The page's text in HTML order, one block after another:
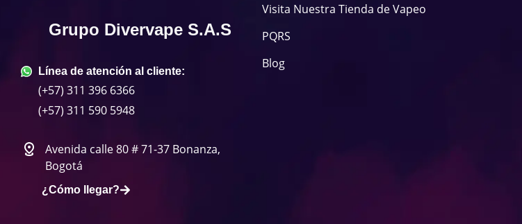
Grupo Divervape S.A.S
Línea de atención al cliente:
(+57) 311 396 6366
(+57) 311 590 5948
Avenida calle 80 # 71-37 Bonanza,
Bogotá
¿Cómo llegar?
Visita Nuestra Tienda de Vapeo
PQRS
Blog